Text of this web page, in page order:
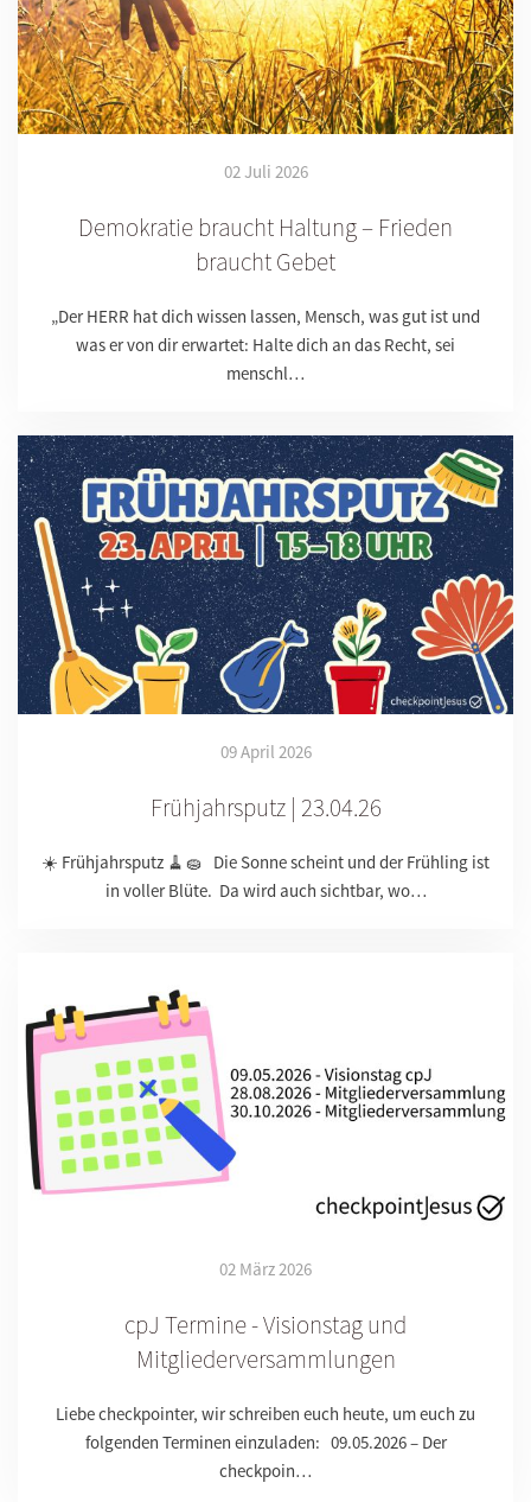
02 Juli 2026
Demokratie braucht Haltung – Frieden
braucht Gebet
„Der HERR hat dich wissen lassen, Mensch, was gut ist und
was er von dir erwartet: Halte dich an das Recht, sei
menschl…
09 April 2026
Frühjahrsputz | 23.04.26
☀️ Frühjahrsputz 🧹🧽 Die Sonne scheint und der Frühling ist
in voller Blüte. Da wird auch sichtbar, wo…
02 März 2026
cpJ Termine - Visionstag und
Mitgliederversammlungen
Liebe checkpointer, wir schreiben euch heute, um euch zu
folgenden Terminen einzuladen: 09.05.2026 – Der
checkpoin…